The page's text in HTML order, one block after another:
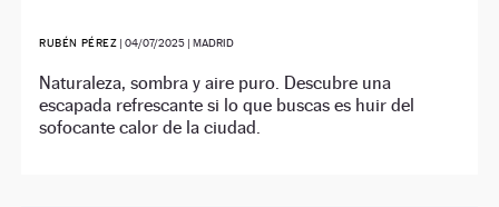
RUBÉN PÉREZ |04/07/2025 | MADRID
Naturaleza, sombra y aire puro. Descubre una
escapada refrescante si lo que buscas es huir del
sofocante calor de la ciudad.